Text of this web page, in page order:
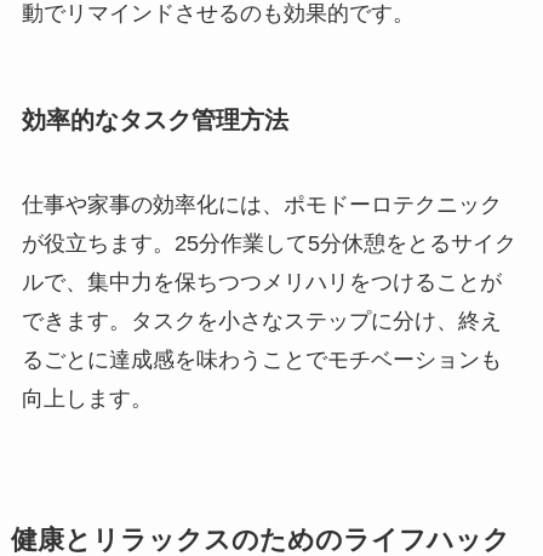
動でリマインドさせるのも効果的です。
効率的なタスク管理方法
仕事や家事の効率化には、ポモドーロテクニック
が役立ちます。25分作業して5分休憩をとるサイク
ルで、集中力を保ちつつメリハリをつけることが
できます。タスクを小さなステップに分け、終え
るごとに達成感を味わうことでモチベーションも
向上します。
健康とリラックスのためのライフハック